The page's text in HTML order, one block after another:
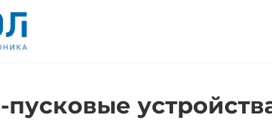
пусковые